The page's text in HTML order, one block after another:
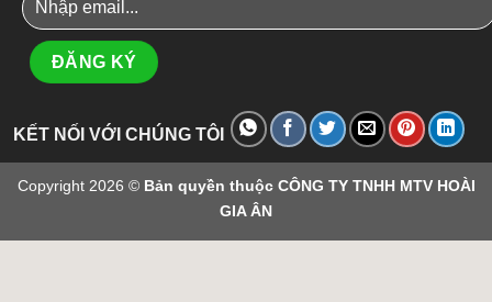
KẾT NỐI VỚI CHÚNG TÔI
Copyright 2026 © Bản quyền thuộc CÔNG TY TNHH MTV HOÀI
GIA ÂN